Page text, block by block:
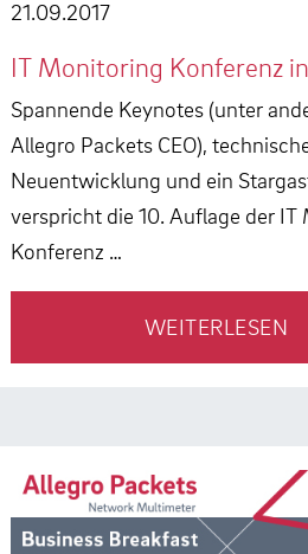
21.09.2017
IT Monitoring Konferenz
Spannende Keynotes (unter
Allegro Packets CEO),
Neuentwicklung und ein
verspricht die 10. Auflage der
Konferenz …
WEITERLESEN